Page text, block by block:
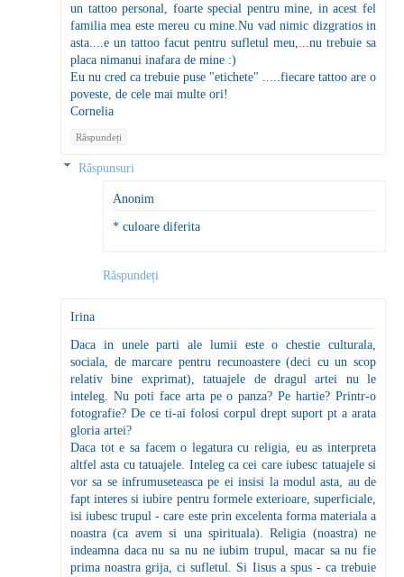
un tattoo personal, foarte special pentru mine, in acest fel
familia mea este mereu cu mine.Nu vad nimic dizgratios in
asta....e un tattoo facut pentru sufletul meu,...nu trebuie sa
placa nimanui inafara de mine :)
Eu nu cred ca trebuie puse "etichete" .....fiecare tattoo are o
poveste, de cele mai multe ori!
Cornelia
Răspundeți
Răspunsuri
Anonim
* culoare diferita
Răspundeți
Irina
Daca in unele parti ale lumii este o chestie culturala,
sociala, de marcare pentru recunoastere (deci cu un scop
relativ bine exprimat), tatuajele de dragul artei nu le
inteleg. Nu poti face arta pe o panza? Pe hartie? Printr-o
fotografie? De ce ti-ai folosi corpul drept suport pt a arata
gloria artei?
Daca tot e sa facem o legatura cu religia, eu as interpreta
altfel asta cu tatuajele. Inteleg ca cei care iubesc tatuajele si
vor sa se infrumuseteasca pe ei insisi la modul asta, au de
fapt interes si iubire pentru formele exterioare, superficiale,
isi iubesc trupul - care este prin excelenta forma materiala a
noastra (ca avem si una spirituala). Religia (noastra) ne
indeamna daca nu sa nu ne iubim trupul, macar sa nu fie
prima noastra grija, ci sufletul. Si Iisus a spus - ca trebuie